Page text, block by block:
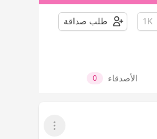
1K طلب صداقة
الأصدقاء 0
عرض القائمة